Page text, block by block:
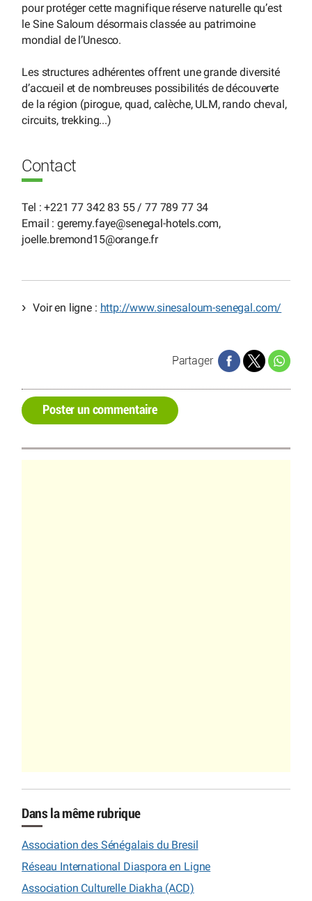
pour protéger cette magnifique réserve naturelle qu’est
le Sine Saloum désormais classée au patrimoine
mondial de l’Unesco.
Les structures adhérentes offrent une grande diversité
d’accueil et de nombreuses possibilités de découverte
de la région (pirogue, quad, calèche, ULM, rando cheval,
circuits, trekking...)
Contact
Tel : +221 77 342 83 55 / 77 789 77 34
Email : geremy.faye@senegal-hotels.com,
joelle.bremond15@orange.fr
Voir en ligne : http://www.sinesaloum-senegal.com/
Partager
Poster un commentaire
Dans la même rubrique
Association des Sénégalais du Bresil
Réseau International Diaspora en Ligne
Association Culturelle Diakha (ACD)